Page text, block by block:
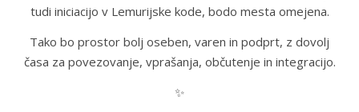
tudi iniciacijo v Lemurijske kode, bodo mesta omejena.
Tako bo prostor bolj oseben, varen in podprt, z dovolj
časa za povezovanje, vprašanja, občutenje in integracijo.
✨